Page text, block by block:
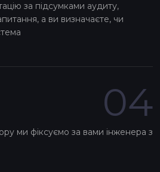
за підсумками аудиту,
а ви визначаєте, чи
04
ми фіксуємо за вами інженера з